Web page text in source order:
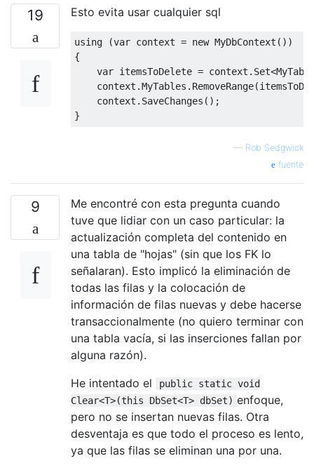
19 Esto evita usar cualquier sql
using (var context = new MyDbContext ())
{
var itemsToDelete = context . Set<
    context
.MyTables . RemoveRange(
    context
. SaveChanges ();
}
— Rob Sedgwick
fuente
9
Me encontré con esta pregunta cuando
tuve que lidiar con un caso particular: la
actualización completa del contenido en
una tabla de "hojas" (sin que los FK lo
señalaran). Esto implicó la eliminación de
todas las filas y la colocación de
información de filas nuevas y debe hacerse
transaccionalmente (no quiero terminar con
una tabla vacía, si las inserciones fallan por
alguna razón).
He intentado el
public static void
Clear<T>(this DbSet<T> dbSet) enfoque,
pero no se insertan nuevas filas. Otra
desventaja es que todo el proceso es lento,
ya que las filas se eliminan una por una.